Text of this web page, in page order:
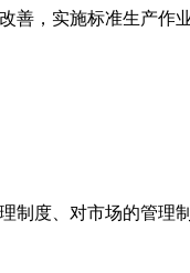
善，实施标准生产作
制度、对市场的管理